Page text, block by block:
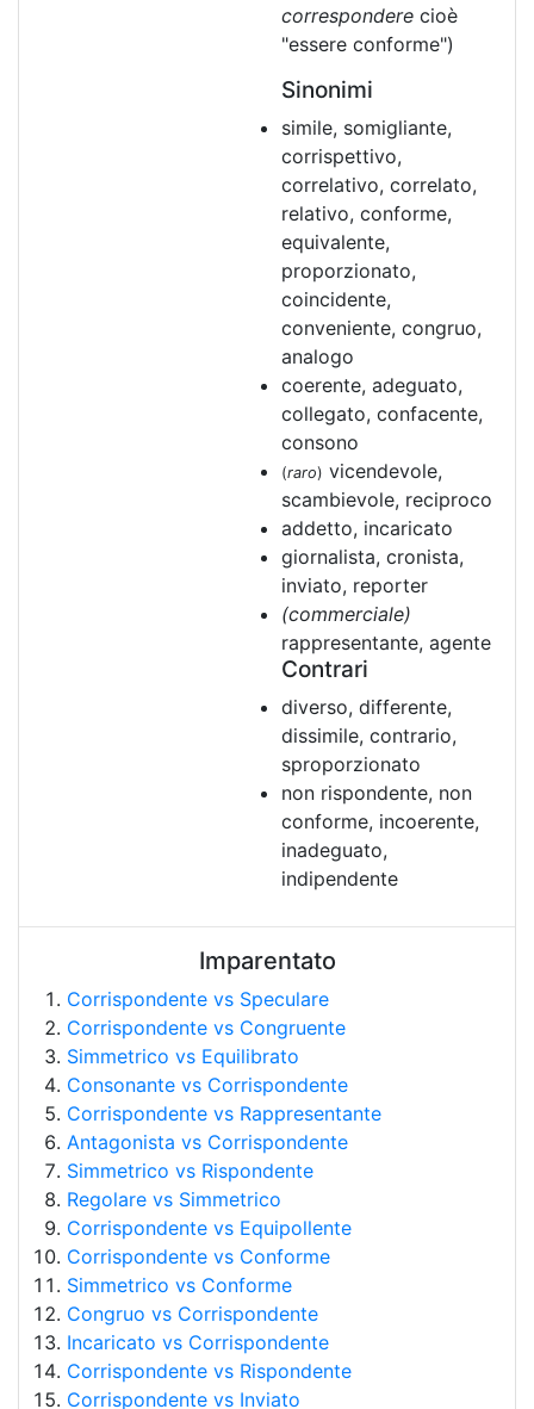
correspondere cioè
"essere conforme")
Sinonimi
simile, somigliante,
corrispettivo,
correlativo, correlato,
relativo, conforme,
equivalente,
proporzionato,
coincidente,
conveniente, congruo,
analogo
coerente, adeguato,
collegato, confacente,
consono
(raro) vicendevole,
scambievole, reciproco
addetto, incaricato
giornalista, cronista,
inviato, reporter
(commerciale)
rappresentante, agente
Contrari
diverso, differente,
dissimile, contrario,
sproporzionato
non rispondente, non
conforme, incoerente,
inadeguato,
indipendente
Imparentato
Corrispondente vs Speculare
Corrispondente vs Congruente
Simmetrico vs Equilibrato
Consonante vs Corrispondente
Corrispondente vs Rappresentante
Antagonista vs Corrispondente
Simmetrico vs Rispondente
Regolare vs Simmetrico
Corrispondente vs Equipollente
Corrispondente vs Conforme
Simmetrico vs Conforme
Congruo vs Corrispondente
Incaricato vs Corrispondente
Corrispondente vs Rispondente
Corrispondente vs Inviato